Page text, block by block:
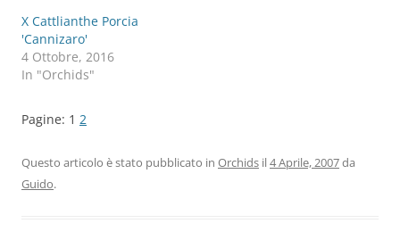
X Cattlianthe Porcia
'Cannizaro'
4 Ottobre, 2016
In "Orchids"
Pagine: 1 2
Questo articolo è stato pubblicato in Orchids il4 Aprile, 2007da
Guido.